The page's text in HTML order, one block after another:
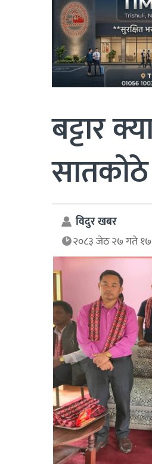
बट्टार
सातकोठे
विदुर खबर
२०८३ जेठ २७ गते